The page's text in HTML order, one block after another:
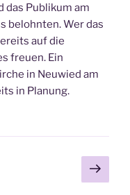
das Publikum am
belohnten. Wer das
auf die
freuen. Ein
in Neuwied am
in Planung.